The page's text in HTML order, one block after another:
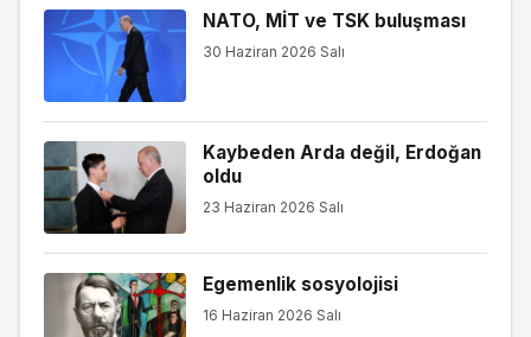
NATO, MİT ve TSK buluşması
30 Haziran 2026 Salı
Kaybeden Arda değil, Erdoğan
oldu
23 Haziran 2026 Salı
Egemenlik sosyolojisi
16 Haziran 2026 Salı